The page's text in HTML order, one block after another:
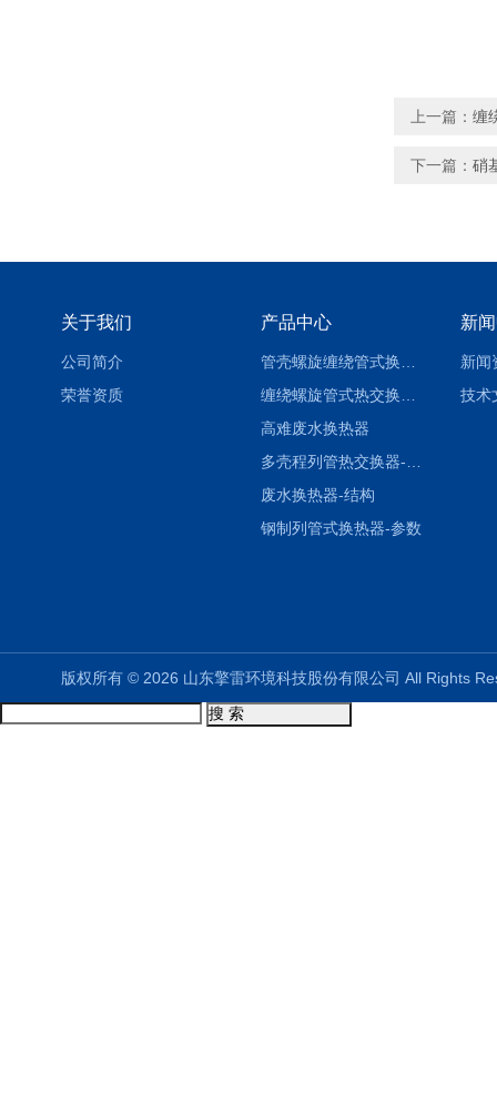
上一篇： 缠
下一篇： 硝
关于我们
公司简介
荣誉资质
产品中心
高难废水换热器
废水换热器-结构
钢制列管式换热器-参数
新
新闻
技术
版权所有 © 2026 山东擎雷环境科技股份有限公司 All